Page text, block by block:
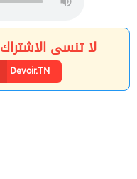
لا تنسى
Devoir.TN